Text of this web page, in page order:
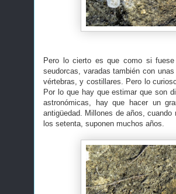
Pero lo cierto es que como si
seudorcas, varadas también con
vértebras, y costillares. Pero lo
Por lo que hay que estimar que son
astronómicas, hay que hacer un
antigüedad. Millones de años,
los setenta, suponen muchos años.